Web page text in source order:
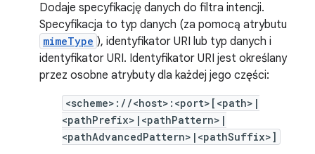
Dodaje specyfikację danych do filtra intencji.
Specyfikacja to typ danych (za pomocą atrybutu
mimeType ), identyfikator URI lub typ danych i
identyfikator URI. Identyfikator URI jest określany
przez osobne atrybuty dla każdej jego części:
<scheme>://<host>:<port>[<path>|
<pathPrefix>|<pathPattern>|
<pathAdvancedPattern>|<pathSuffix>]